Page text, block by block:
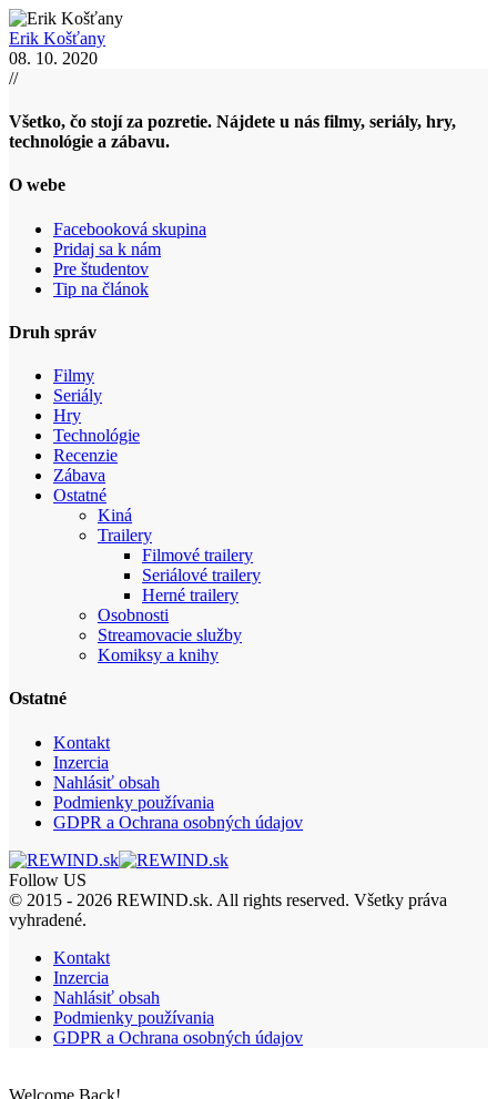
Erik Košťany
08. 10. 2020
//
Všetko, čo stojí za pozretie. Nájdete u nás filmy, seriály, hry,
technológie a zábavu.
O webe
Facebooková skupina
Pridaj sa k nám
Pre študentov
Tip na článok
Druh správ
Filmy
Seriály
Hry
Technológie
Recenzie
Zábava
Ostatné
Kiná
Trailery
Filmové trailery
Seriálové trailery
Herné trailery
Osobnosti
Streamovacie služby
Komiksy a knihy
Ostatné
Kontakt
Inzercia
Nahlásiť obsah
Podmienky používania
GDPR a Ochrana osobných údajov
Follow US
© 2015 - 2026 REWIND.sk. All rights reserved. Všetky práva
vyhradené.
Kontakt
Inzercia
Nahlásiť obsah
Podmienky používania
GDPR a Ochrana osobných údajov
Welcome Back!